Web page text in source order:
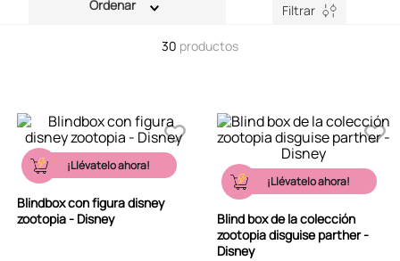
Filtrar
30 productos
¡Llévatelo ahora!
Blindbox con figura disney
zootopia - Disney
¡Llévatelo ahora!
Blind box de la colección
zootopia disguise parther -
Disney
6.
harry potter
7.
tomatodo
8.
stitch
9.
peluche